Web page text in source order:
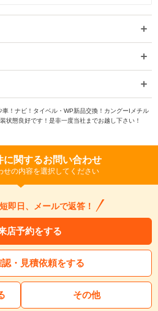
！ナビ！タイベル・WP新品交換！カングーIメチル
状態良好です！是非一度当社までお越し下さい！
に関するお問い合わせ
せの内容を選択してください
即日、メールで返答！
店予約をする
・見積依頼をする
その他